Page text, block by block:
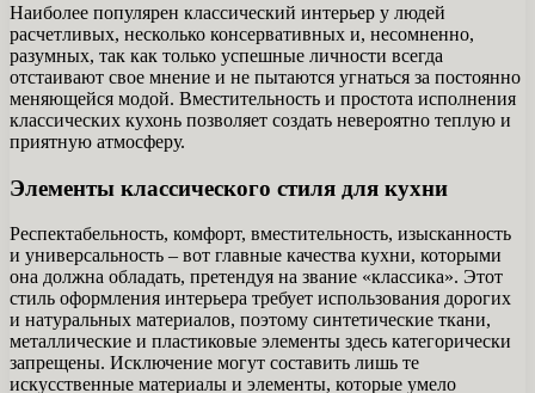
Наиболее популярен классический интерьер у людей
расчетливых, несколько консервативных и, несомненно,
разумных, так как только успешные личности всегда
отстаивают свое мнение и не пытаются угнаться за постоянно
меняющейся модой. Вместительность и простота исполнения
классических кухонь позволяет создать невероятно теплую и
приятную атмосферу.
Элементы классического стиля для кухни
Респектабельность, комфорт, вместительность, изысканность
и универсальность – вот главные качества кухни, которыми
она должна обладать, претендуя на звание «классика». Этот
стиль оформления интерьера требует использования дорогих
и натуральных материалов, поэтому синтетические ткани,
металлические и пластиковые элементы здесь категорически
запрещены. Исключение могут составить лишь те
искусственные материалы и элементы, которые умело